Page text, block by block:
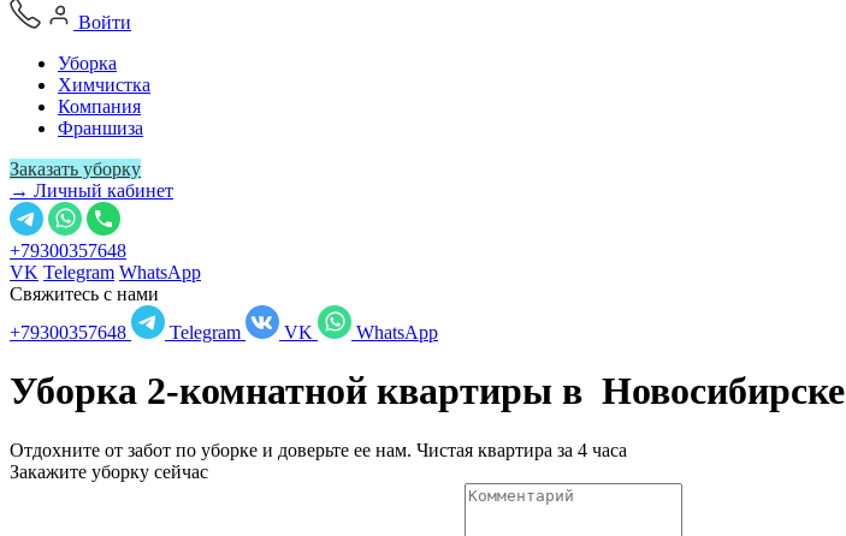
Войти
Уборка
Химчистка
Компания
Франшиза
Заказать уборку
→ Личный кабинет
+79300357648
VK Telegram WhatsApp
Свяжитесь с нами
+79300357648
Telegram VK WhatsApp
Уборка 2-комнатной квартиры в Новосибирске
Отдохните от забот по уборке и доверьте ее нам. Чистая квартира за 4 часа
Закажите уборку сейчас